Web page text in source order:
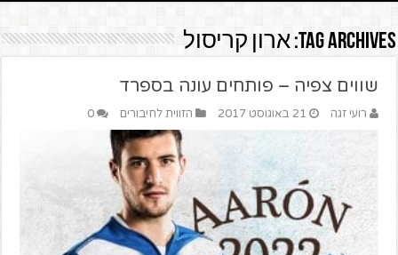
Tag Archives: ארון קריסול
שווים צפיה – פותחים עונה בספרד
רועי זגה 21 באוגוסט 2017 הזווית לחיבורים 0